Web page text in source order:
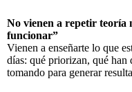
No vienen a repetir teoría
funcionar”
Vienen a enseñarte lo que
días: qué priorizan, qué han
tomando para generar